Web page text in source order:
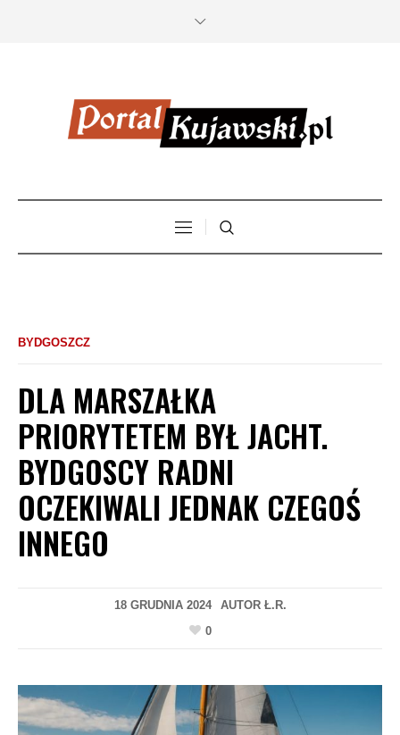
BYDGOSZCZ
DLA MARSZAŁKA
PRIORYTETEM BYŁ JACHT.
BYDGOSCY RADNI
OCZEKIWALI JEDNAK CZEGOŚ
INNEGO
18 GRUDNIA 2024 AUTOR Ł.R.
0